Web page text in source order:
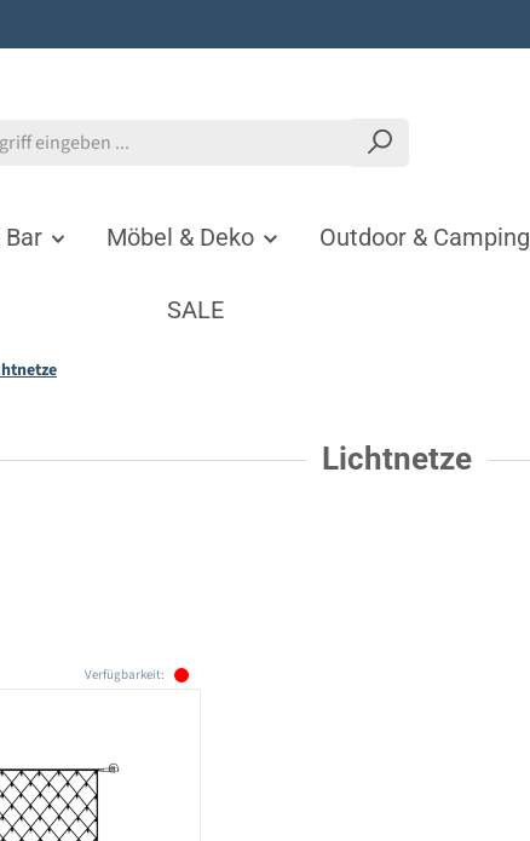
Bar Möbel & Deko Outdoor & Camping
SALE
Lichtnetze
Verfügbarkeit: